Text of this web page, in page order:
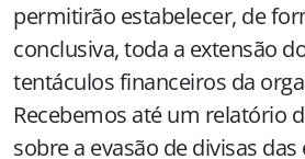
permitirão estabelecer, de
conclusiva, toda a extensão
tentáculos financeiros da
Recebemos até um relatório
sobre a evasão de divisas